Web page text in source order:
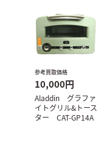
参考買取価格
10,000円
Aladdin グラファ
イトグリル&トース
ター CAT-GP14A